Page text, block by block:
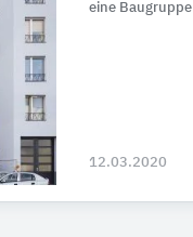
eine Baugruppe
12.03.2020